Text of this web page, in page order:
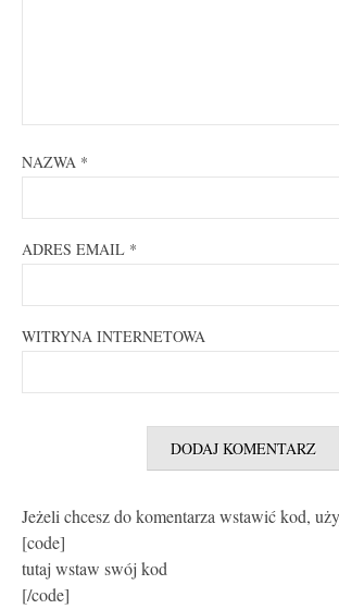
NAZWA *
ADRES EMAIL *
WITRYNA INTERNETOWA
Jeżeli chcesz do komentarza wstawić kod,
[code]
tutaj wstaw swój kod
[/code]